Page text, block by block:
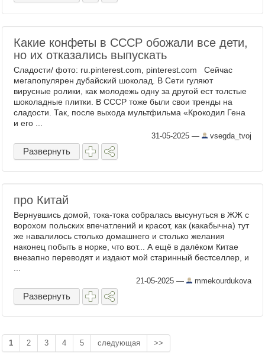
Какие конфеты в СССР обожали все дети,
но их отказались выпускать
Сладости/ фото: ru.pinterest.com, pinterest.com Сейчас
мегапопулярен дубайский шоколад. В Сети гуляют
вирусные ролики, как молодежь одну за другой ест толстые
шоколадные плитки. В СССР тоже были свои тренды на
сладости. Так, после выхода мультфильма «Крокодил Гена
и его ...
31-05-2025 — vsegda_tvoj
Развернуть
про Китай
Вернувшись домой, тока-тока собралась высунуться в ЖЖ с
ворохом польских впечатлений и красот, как (какабычна) тут
же навалилось столько домашнего и столько желания
наконец побыть в норке, что вот... А ещё в далёком Китае
внезапно переводят и издают мой старинный бестселлер, и
...
21-05-2025 — mmekourdukova
Развернуть
1 2 3 4 5 следующая >>